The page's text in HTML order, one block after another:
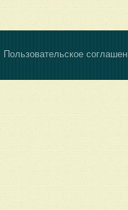
Пользовательское